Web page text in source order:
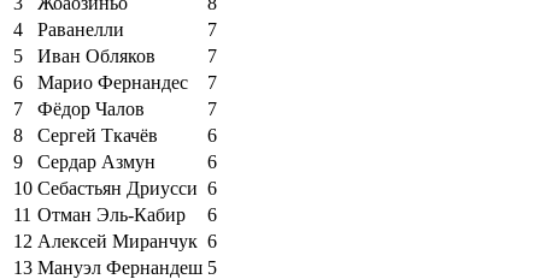
4
Раванелли
7
5
Иван Обляков
7
6
Марио Фернандес
7
7
Фёдор Чалов
7
8
Сергей Ткачёв
6
9
Сердар Азмун
6
10 Себастьян Дриусси 6
11 Отман Эль-Кабир
6
12 Алексей Миранчук 6
13 Мануэл Фернандеш 5